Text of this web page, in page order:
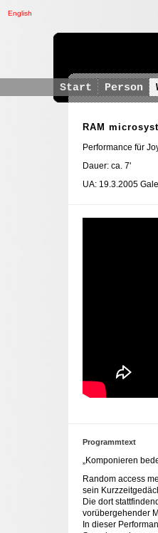
English
Start Person
RAM
Performance für
Dauer: ca. 7'
UA: 19.3.2005
Programmtext
„Komponieren
Random access
sein
Die dort
vorübergehender
In dieser